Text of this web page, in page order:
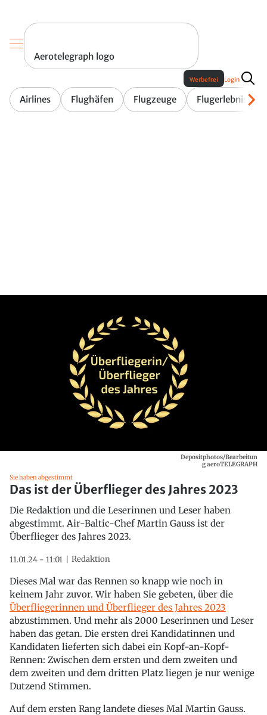
Aerotelegraph logo
Airlines Flughäfen Flugzeuge Flugerlebnis
Werbefrei Login
Depositphotos/Bearbeitun
g aeroTELEGRAPH
Sie haben abgestimmt
Das ist der Überflieger des Jahres 2023
Die Redaktion und die Leserinnen und Leser haben
abgestimmt. Air-Baltic-Chef Martin Gauss ist der
Überflieger des Jahres 2023.
11.01.24 - 11:01 Redaktion
Dieses Mal war das Rennen so knapp wie noch in
keinem Jahr zuvor. Wir haben Sie gebeten, über die
Überfliegerinnen und Überflieger des Jahres 2023
abzustimmen. Und mehr als 2000 Leserinnen und Leser
haben das getan. Die ersten drei Kandidatinnen und
Kandidaten lieferten sich dabei ein Kopf-an-Kopf-
Rennen: Zwischen dem ersten und dem zweiten und
dem zweiten und dem dritten Platz liegen je nur wenige
Dutzend Stimmen.
Auf dem ersten Rang landete dieses Mal Martin Gauss.